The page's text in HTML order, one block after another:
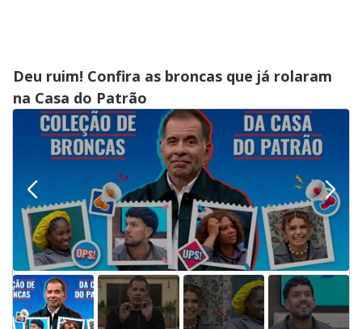
Deu ruim! Confira as broncas que já rolaram
na Casa do Patrão